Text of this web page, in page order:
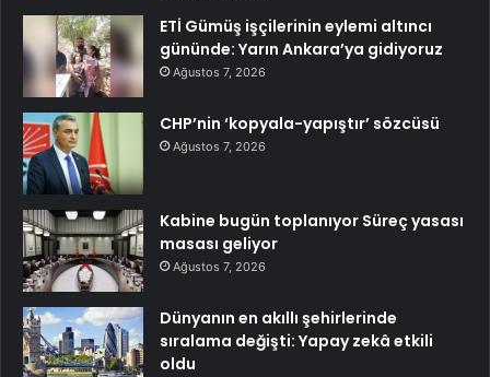
ETİ Gümüş işçilerinin eylemi altıncı
gününde: Yarın Ankara’ya gidiyoruz
Ağustos 7, 2026
CHP’nin ‘kopyala-yapıştır’ sözcüsü
Ağustos 7, 2026
Kabine bugün toplanıyor Süreç yasası
masası geliyor
Ağustos 7, 2026
Dünyanın en akıllı şehirlerinde
sıralama değişti: Yapay zekâ etkili
oldu